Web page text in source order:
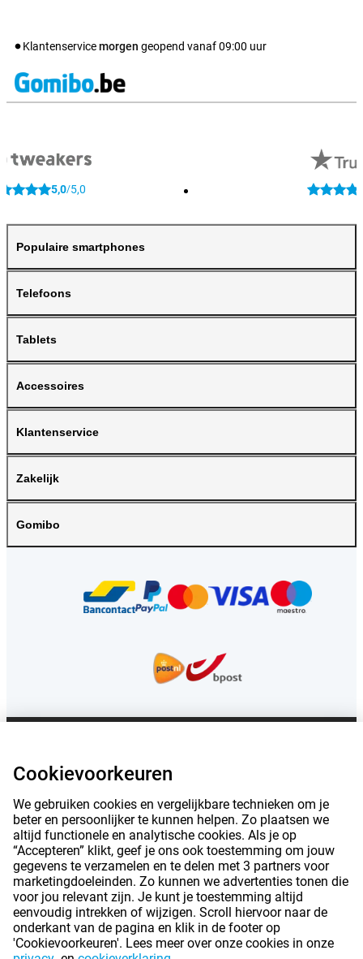
Klantenservicemorgen geopend vanaf09:00 uur
5,0/5,0
Populaire smartphones
Telefoons
Tablets
Accessoires
Klantenservice
Zakelijk
Gomibo
*Genoemde levertijden gelden niet voor alle producten of verzendmethoden:
Over Gomibo.be | Privacy | Impressum |
Algemene voorwaarden | Cookievoorkeuren |
© 2026 Gomibo.be
Cookievoorkeuren
We gebruiken cookies en vergelijkbare technieken om je
beter en persoonlijker te kunnen helpen. Zo plaatsen we
altijd functionele en analytische cookies. Als je op
“Accepteren” klikt, geef je ons ook toestemming om jouw
gegevens te verzamelen en te delen met 3 partners voor
marketingdoeleinden. Zo kunnen we advertenties tonen die
voor jou relevant zijn. Je kunt je toestemming altijd
eenvoudig intrekken of wijzigen. Scroll hiervoor naar de
onderkant van de pagina en klik in de footer op
'Cookievoorkeuren'. Lees meer over onze cookies in onze